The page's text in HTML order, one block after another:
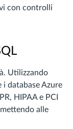
con controlli
Utilizzando
database Azure
HIPAA e PCI
alle